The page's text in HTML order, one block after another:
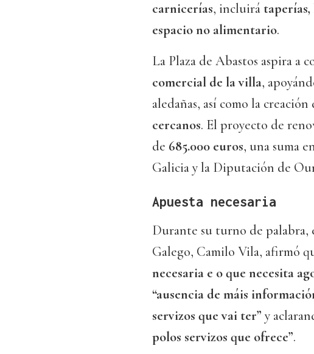
carnicerías, incluirá
espacio no alimentario.
La Plaza de Abastos aspira a
comercial de la villa,
aledañas, así como la creación
cercanos. El proyecto de
de 685.000 euros, una suma
Galicia y la Diputación de
Apuesta necesaria
Durante su turno de
Galego, Camilo Vila, afirmó
necesaria e o que necesita
“ausencia de máis
servizos que vai ter” y
polos servizos que ofrece”.